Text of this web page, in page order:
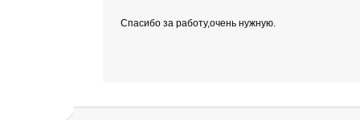
Спасибо за работу,очень нужную.